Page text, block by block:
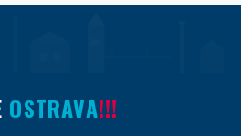
OSTRAVA!!!